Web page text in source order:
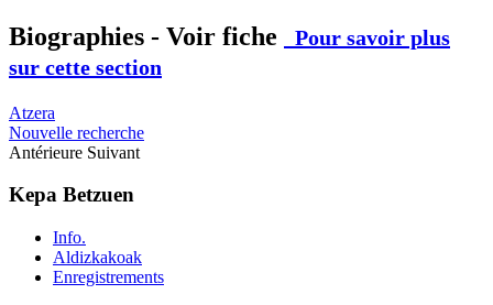
Biographies - Voir fiche
Pour savoir plus
sur cette section
Atzera
Nouvelle recherche
Antérieure Suivant
Kepa Betzuen
Info.
Aldizkakoak
Enregistrements